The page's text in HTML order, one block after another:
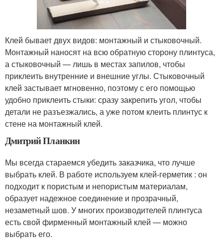
Клей бывает двух видов: монтажный и стыковочный.
Монтажный наносят на всю обратную сторону плинтуса,
а стыковочный — лишь в местах запилов, чтобы
приклеить внутренние и внешние углы. Стыковочный
клей застывает мгновенно, поэтому с его помощью
удобно приклеить стыки: сразу закрепить угол, чтобы
детали не разъезжались, а уже потом клеить плинтус к
стене на монтажный клей.
Дмитрий Планкин
Мы всегда стараемся убедить заказчика, что лучше
выбрать клей. В работе используем клей-герметик : он
подходит к пористым и непористым материалам,
образует надежное соединение и прозрачный,
незаметный шов. У многих производителей плинтуса
есть свой фирменный монтажный клей — можно
выбрать его.